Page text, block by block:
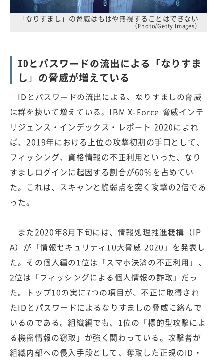
「なりすまし」の脅威はもはや無視することはできない
（Photo/Getty Images）
IDとパスワードの流出による「なりすま
し」の脅威が増えている
IDとパスワードの流出による、なりすましの脅威
は群を抜いて増えている。IBM X-Force 脅威インテ
リジェンス・インデックス・レポート 2020によれ
ば、2019年における上位の攻撃初期の手口として、
フィッシング、資格情報の不正利用といった、なり
すましログインに起因する割合が60%を占めてい
た。これは、スキャンと脆弱点を突く攻撃の2倍であ
った。
また2020年8月下旬には、情報処理推進機構（IP
A）が「情報セキュリティ10大脅威 2020」を発表し
た。その個人編の1位は「スマホ決済の不正利用」、
2位は「フィッシングによる個人情報の詐取」だっ
た。トップ10の実に7つの項目が、不正に取得され
たIDとパスワードによるなりすましの脅威に絡んで
いるのである。組織編でも、1位の「標的型攻撃によ
る機密情報の窃取」が強く関わっている。攻撃者が
組織内部への侵入手段として、奪取した正規のID・